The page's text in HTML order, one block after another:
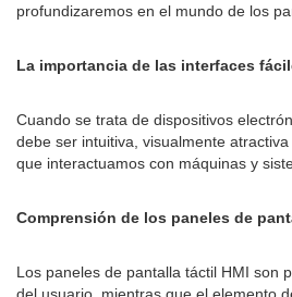
profundizaremos en el mundo de los
La importancia de las interfaces
Cuando se trata de dispositivos
debe ser intuitiva, visualmente
que interactuamos con máquinas y
Comprensión de los paneles de
Los paneles de pantalla táctil HMI son